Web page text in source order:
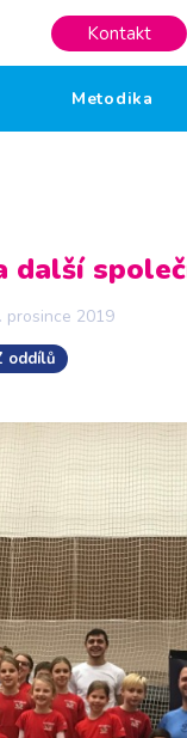
Kontakt
Metodika
další
prosince 2019
oddílů